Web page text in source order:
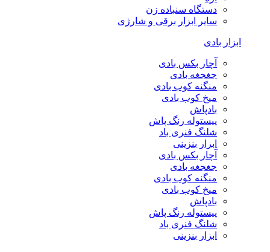
دستگاه سنباده زن
سایر ابزار برقی و شارژی
ابزار بادی
آچار بکس بادی
جغجغه بادی
منگنه کوب بادی
میخ کوب بادی
بادپاش
پیستوله رنگ پاش
شلنگ فنری باد
ابزار بنزینی
آچار بکس بادی
جغجغه بادی
منگنه کوب بادی
میخ کوب بادی
بادپاش
پیستوله رنگ پاش
شلنگ فنری باد
ابزار بنزینی